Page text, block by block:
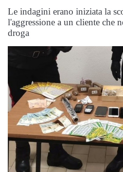
Le indagini erano iniziata la
l'aggressione a un cliente che
droga